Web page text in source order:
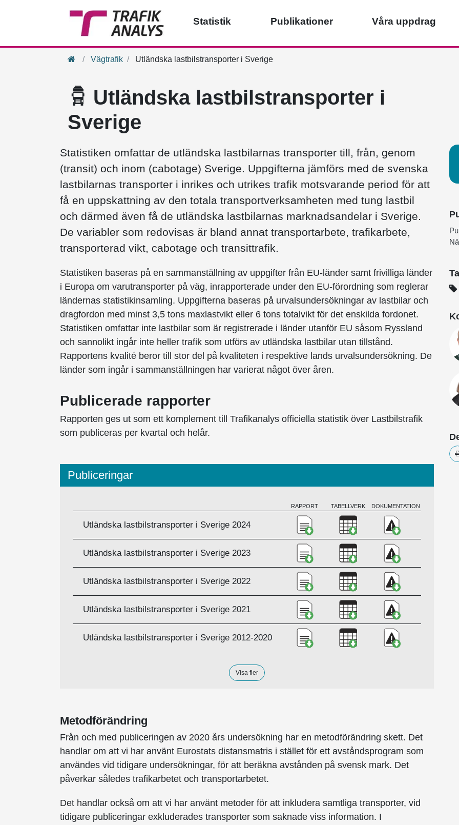
Statistik Publikationer Våra uppdrag
HemVägtrafik Utländska lastbilstransporter i Sverige
Utländska lastbilstransporter i
Sverige
Statistiken omfattar de utländska lastbilarnas transporter till, från, genom
(transit) och inom (cabotage) Sverige. Uppgifterna jämförs med de svenska
lastbilarnas transporter i inrikes och utrikes trafik motsvarande period för att
få en uppskattning av den totala transportverksamheten med tung lastbil
och därmed även få de utländska lastbilarnas marknadsandelar i Sverige.
De variabler som redovisas är bland annat transportarbete, trafikarbete,
transporterad vikt, cabotage och transittrafik.
Statistiken baseras på en sammanställning av uppgifter från EU-länder samt frivilliga länder
i Europa om varutransporter på väg, inrapporterade under den EU-förordning som reglerar
ländernas statistikinsamling. Uppgifterna baseras på urvalsundersökningar av lastbilar och
dragfordon med minst 3,5 tons maxlastvikt eller 6 tons totalvikt för det enskilda fordonet.
Statistiken omfattar inte lastbilar som är registrerade i länder utanför EU såsom Ryssland
och sannolikt ingår inte heller trafik som utförs av utländska lastbilar utan tillstånd.
Rapportens kvalité beror till stor del på kvaliteten i respektive lands urvalsundersökning. De
länder som ingår i sammanställningen har varierat något över åren.
Publicerade rapporter
Rapporten ges ut som ett komplement till Trafikanalys officiella statistik över Lastbilstrafik
som publiceras per kvartal och helår.
Publiceringar
BESKRIVNING
RAPPORT TABELLVERK DOKUMENTATION
Utländska lastbilstransporter i Sverige 2024 Ladda ner Utländska
Ladda ner Utländska
Ladda ner
Utländska lastbilstransporter i Sverige 2023 Ladda ner Utländska
Ladda ner Utländska
Ladda ner
Utländska lastbilstransporter i Sverige 2022 Ladda ner Utländska
Ladda ner Utländska
Ladda ner
Utländska lastbilstransporter i Sverige 2021 Ladda ner Utländska
Ladda ner Utländska
Ladda ner
Utländska lastbilstransporter i Sverige 2012-2020 Ladda ner Utländska
Ladda ner Utländska
Ladda ner
Visa fler
Metodförändring
Från och med publiceringen av 2020 års undersökning har en metodförändring skett. Det
handlar om att vi har använt Eurostats distansmatris i stället för ett avståndsprogram som
användes vid tidigare undersökningar, för att beräkna avstånden på svensk mark. Det
påverkar således trafikarbetet och transportarbetet.
Det handlar också om att vi har använt metoder för att inkludera samtliga transporter, vid
tidigare publiceringar exkluderades transporter som saknade viss information. I